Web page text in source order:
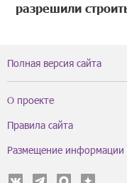
разрешили
Полная версия сайта
О проекте
Правила сайта
Размещение информации